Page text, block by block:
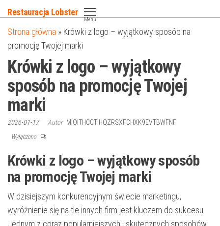
do
treści
Restauracja Lobster
Menu
Strona główna » Krówki z logo – wyjątkowy sposób na
promocję Twojej marki
Krówki z logo – wyjątkowy
sposób na promocję Twojej
marki
2026-01-17 Autor MIOITHCCTIHQZRSXFCHXK9EVTBWFNF
Wyłączono
Krówki z logo – wyjątkowy sposób
na promocję Twojej marki
W dzisiejszym konkurencyjnym świecie marketingu,
wyróżnienie się na tle innych firm jest kluczem do sukcesu.
Jednym z coraz popularniejszych i skutecznych sposobów